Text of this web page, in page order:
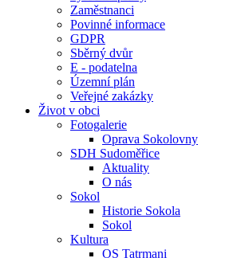
Zaměstnanci
Povinné informace
GDPR
Sběrný dvůr
E - podatelna
Územní plán
Veřejné zakázky
Život v obci
Fotogalerie
Oprava Sokolovny
SDH Sudoměřice
Aktuality
O nás
Sokol
Historie Sokola
Sokol
Kultura
OS Tatrmani